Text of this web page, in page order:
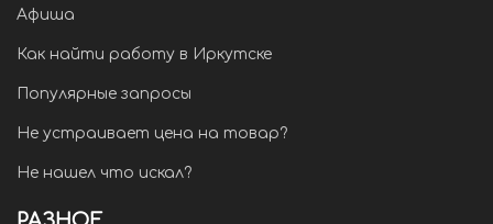
Афиша
Как найти работу в Иркутске
Популярные запросы
Не устраивает цена на товар?
Не нашел что искал?